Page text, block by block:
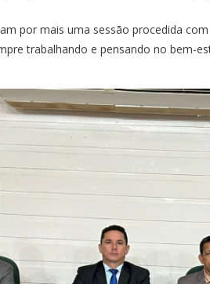
por mais uma sessão procedida
trabalhando e pensando no bem-